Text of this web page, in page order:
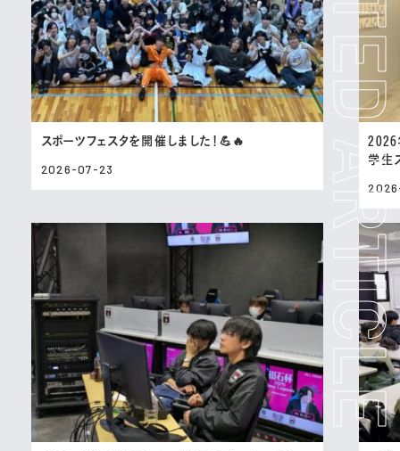
スポーツフェスタを開催しました！💪🔥
2026-07-23
学生